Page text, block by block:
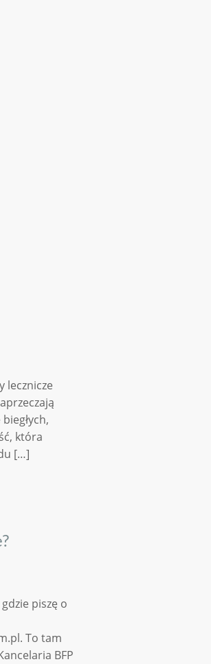
lecznicze
która
[…]
piszę o
To tam
BFP